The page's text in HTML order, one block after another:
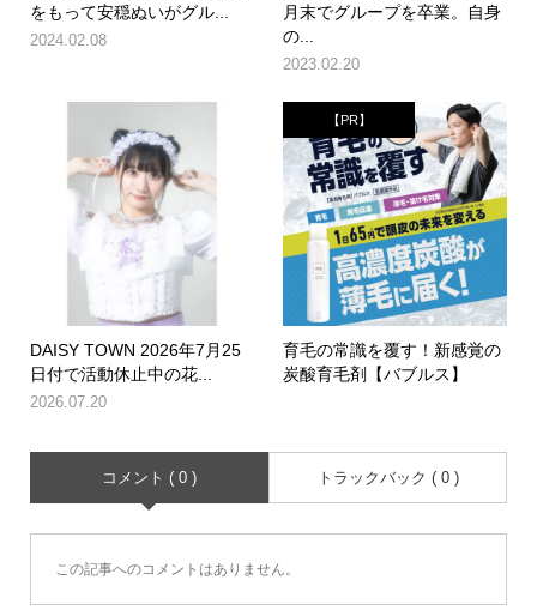
をもって安穏ぬいがグル...
2024.02.08
月末でグループを卒業。自身
の...
2023.02.20
DAISY TOWN 2026年7月25
日付で活動休止中の花...
2026.07.20
【PR】
育毛の常識を覆す！新感覚の
炭酸育毛剤【バブルス】
コメント ( 0 ) トラックバック ( 0 )
この記事へのコメントはありません。